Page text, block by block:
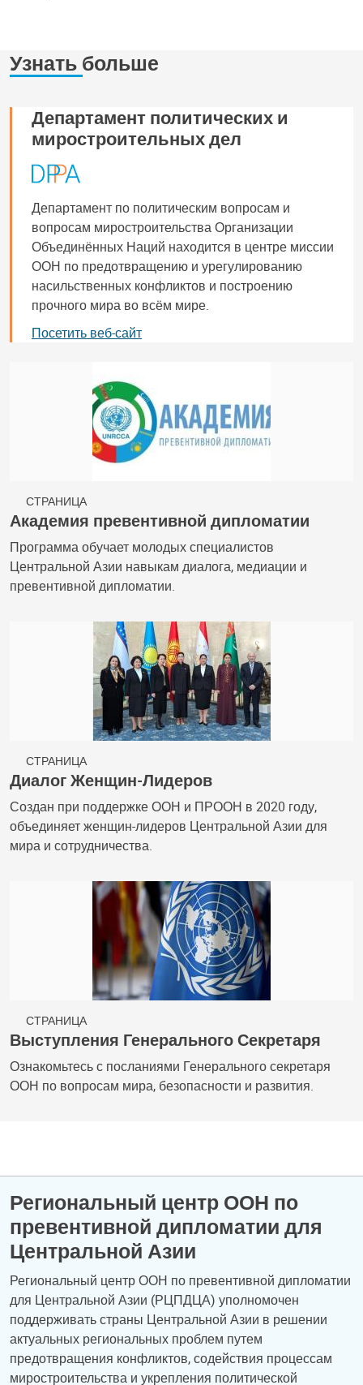
Узнать больше
Департамент политических и
миростроительных дел
Департамент по политическим вопросам и
вопросам миростроительства Организации
Объединённых Наций находится в центре миссии
ООН по предотвращению и урегулированию
насильственных конфликтов и построению
прочного мира во всём мире.
Посетить веб-сайт
СТРАНИЦА
Академия превентивной дипломатии
Программа обучает молодых специалистов
Центральной Азии навыкам диалога, медиации и
превентивной дипломатии.
СТРАНИЦА
Диалог Женщин-Лидеров
Создан при поддержке ООН и ПРООН в 2020 году,
объединяет женщин-лидеров Центральной Азии для
мира и сотрудничества.
СТРАНИЦА
Выступления Генерального Секретаря
Ознакомьтесь с посланиями Генерального секретаря
ООН по вопросам мира, безопасности и развития.
Региональный центр ООН по
превентивной дипломатии для
Центральной Азии
Региональный центр ООН по превентивной дипломатии
для Центральной Азии (РЦПДЦА) уполномочен
поддерживать страны Центральной Азии в решении
актуальных региональных проблем путем
предотвращения конфликтов, содействия процессам
миростроительства и укрепления политической